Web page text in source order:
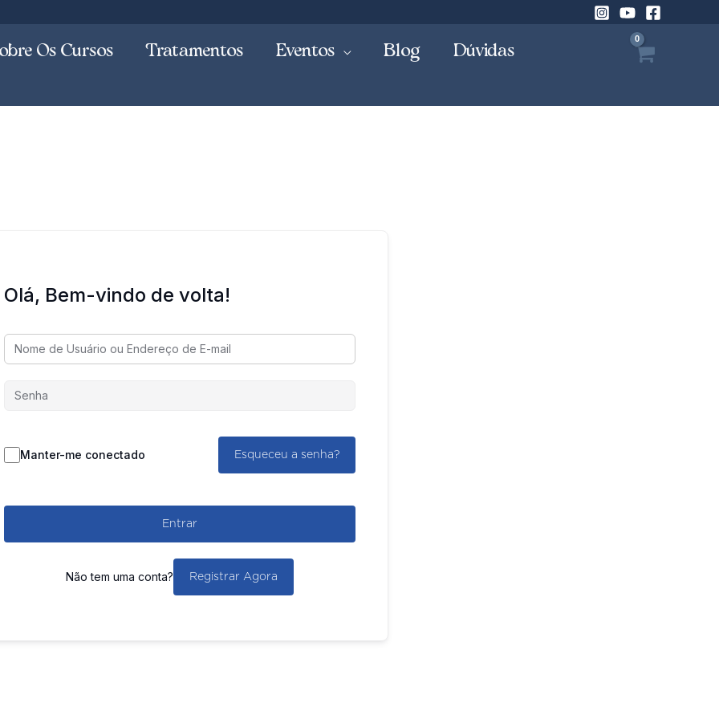
Os Cursos Tratamentos Eventos Blog
Dúvidas
Olá, Bem-vindo de volta!
Manter-me conectado Esqueceu a senha?
Entrar
Não tem uma conta? Registrar Agora